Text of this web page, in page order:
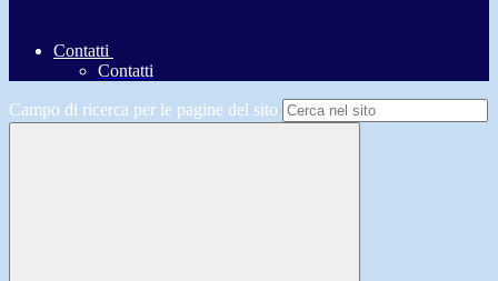
Contatti
Contatti
Campo di ricerca per le pagine del sito